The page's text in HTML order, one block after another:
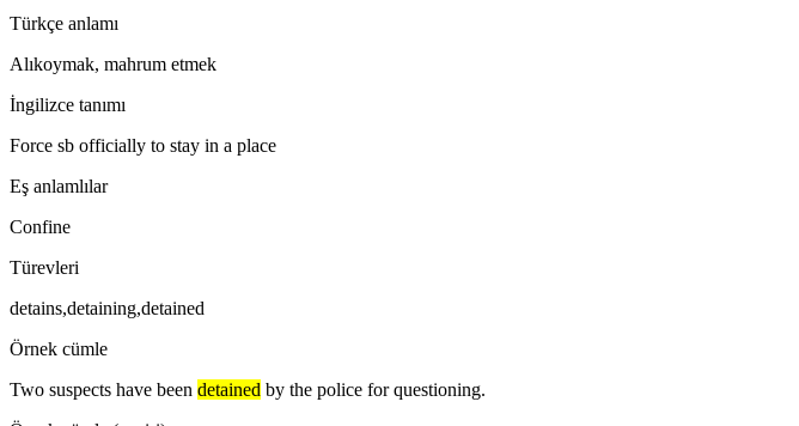
Türkçe anlamı
Alıkoymak, mahrum etmek
İngilizce tanımı
Force sb officially to stay in a place
Eş anlamlılar
Confine
Türevleri
detains,detaining,detained
Örnek cümle
Two suspects have been detained by the police for questioning.